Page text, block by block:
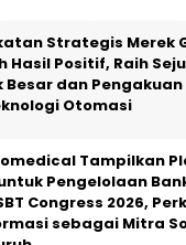
Strategis Merek
Hasil Positif, Raih
Besar dan
Otomasi
Tampilkan
Pengelolaan
Congress 2026,
sebagai Mitra